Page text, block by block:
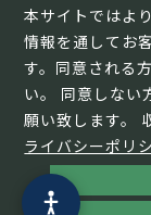
本サイトではよ
情報を通してお
す。同意される
い。 同意しない
願い致します。
ライバシーポリ